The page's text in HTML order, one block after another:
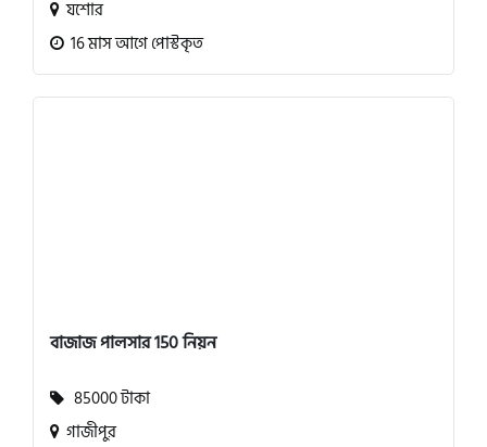
যশোর
16 মাস আগে পোস্টকৃত
বাজাজ পালসার 150 নিয়ন
85000 টাকা
গাজীপুর